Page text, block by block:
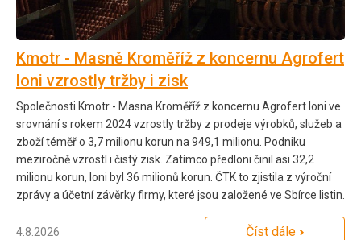
Kmotr - Masně Kroměříž z koncernu Agrofert
loni vzrostly tržby i zisk
Společnosti Kmotr - Masna Kroměříž z koncernu Agrofert loni ve
srovnání s rokem 2024 vzrostly tržby z prodeje výrobků, služeb a
zboží téměř o 3,7 milionu korun na 949,1 milionu. Podniku
meziročně vzrostl i čistý zisk. Zatímco předloni činil asi 32,2
milionu korun, loni byl 36 milionů korun. ČTK to zjistila z výroční
zprávy a účetní závěrky firmy, které jsou založené ve Sbírce listin.
4.8.2026 Číst dále